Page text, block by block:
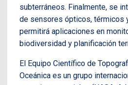
subterráneos. Finalmente, se
de sensores ópticos, térmicos
permitirá aplicaciones en
biodiversidad y planificación
El Equipo Científico de
Oceánica es un grupo